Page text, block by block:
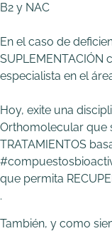
B2 y NAC
En el caso de
especialista en el
Hoy, exite una
Orthomolecular que
TRATAMIENTOS
que permita
.
También, y como